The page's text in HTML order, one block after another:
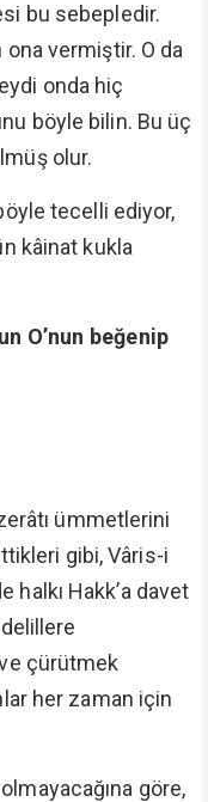
bu sebepledir.
vermiştir. O da
onda hiç
böyle bilin. Bu üç
olur.
tecelli ediyor,
kâinat kukla
O’nun beğenip
ümmetlerini
gibi, Vâris-i
Hakk’a davet
ve çürütmek
her zaman için
göre,